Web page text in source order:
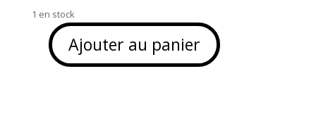
1 en stock
quantité Ajouter au panier